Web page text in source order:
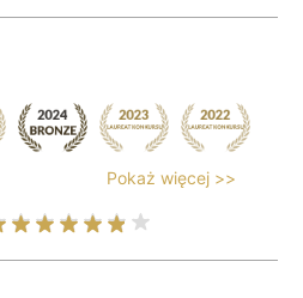
Pokaż więcej >>